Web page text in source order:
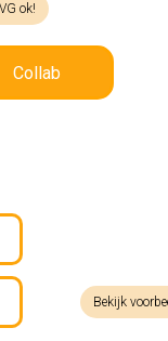
ok!
Collab
Bekijk